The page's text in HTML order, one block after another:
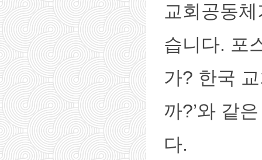
교회공동
습니다. 포
가? 한국
까?’와 같
다.